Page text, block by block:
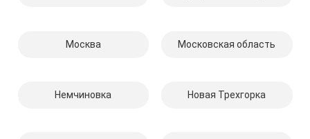
Москва Московская область
Немчиновка Новая Трехгорка